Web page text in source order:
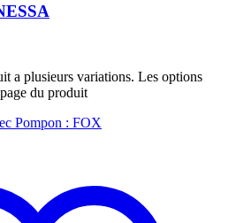
a plusieurs variations. Les options
du produit